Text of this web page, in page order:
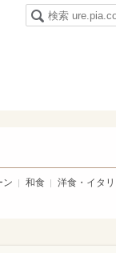
ン 和食
洋食・イタ